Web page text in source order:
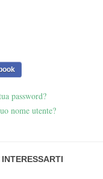
password?
nome utente?